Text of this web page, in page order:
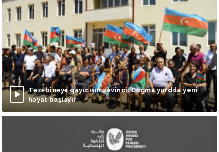
Təzəbinəyə qayıdışın sevinci: Doğma yurdda yeni
həyat başlayır